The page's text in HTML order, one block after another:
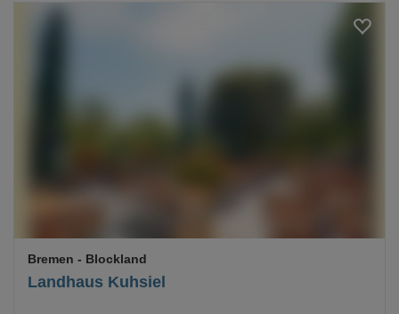
Landhaus Kuhsiel
Bremen - Blockland